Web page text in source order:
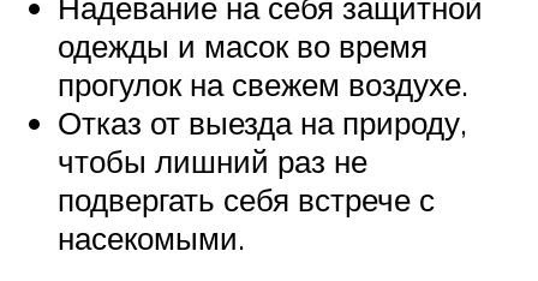
одежды и масок во время
прогулок на свежем воздухе.
Отказ от выезда на природу,
чтобы лишний раз не
подвергать себя встрече с
насекомыми.